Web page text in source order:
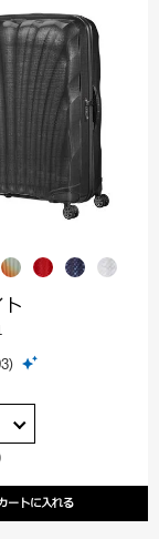
ートに入れる